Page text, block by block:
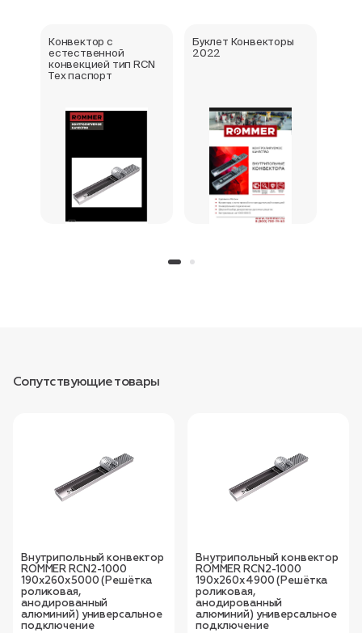
Конвектор с
естественной
конвекцией тип RCN
Тех паспорт
Буклет Конвекторы
2022
Сопутствующие товары
Внутрипольный конвектор
ROMMER RCN2-1000
190х260х5000 (Решётка
роликовая,
анодированный
алюминий) универсальное
подключение
Внутрипольный конвектор
ROMMER RCN2-1000
190х260х4900 (Решётка
роликовая,
анодированный
алюминий) универсальное
подключение